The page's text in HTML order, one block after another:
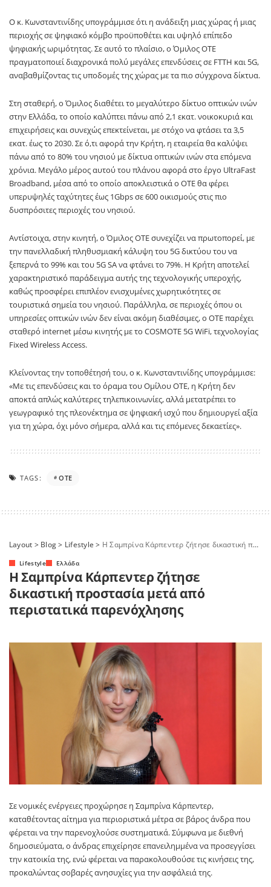
Ο κ. Κωνσταντινίδης υπογράμμισε ότι η ανάδειξη μιας χώρας ή μιας
περιοχής σε ψηφιακό κόμβο προϋποθέτει και υψηλό επίπεδο
ψηφιακής ωριμότητας. Σε αυτό το πλαίσιο, ο Όμιλος ΟΤΕ
πραγματοποιεί διαχρονικά πολύ μεγάλες επενδύσεις σε FTTH και 5G,
αναβαθμίζοντας τις υποδομές της χώρας με τα πιο σύγχρονα δίκτυα.
Στη σταθερή, ο Όμιλος διαθέτει το μεγαλύτερο δίκτυο οπτικών ινών
στην Ελλάδα, το οποίο καλύπτει πάνω από 2,1 εκατ. νοικοκυριά και
επιχειρήσεις και συνεχώς επεκτείνεται, με στόχο να φτάσει τα 3,5
εκατ. έως το 2030. Σε ό,τι αφορά την Κρήτη, η εταιρεία θα καλύψει
πάνω από το 80% του νησιού με δίκτυα οπτικών ινών στα επόμενα
χρόνια. Μεγάλο μέρος αυτού του πλάνου αφορά στο έργο UltraFast
Broadband, μέσα από το οποίο αποκλειστικά ο ΟΤΕ θα φέρει
υπερυψηλές ταχύτητες έως 1Gbps σε 600 οικισμούς στις πιο
δυσπρόσιτες περιοχές του νησιού.
Αντίστοιχα, στην κινητή, ο Όμιλος ΟΤΕ συνεχίζει να πρωτοπορεί, με
την πανελλαδική πληθυσμιακή κάλυψη του 5G δικτύου του να
ξεπερνά το 99% και του 5G SA να φτάνει το 79%. Η Κρήτη αποτελεί
χαρακτηριστικό παράδειγμα αυτής της τεχνολογικής υπεροχής,
καθώς προσφέρει επιπλέον ενισχυμένες χωρητικότητες σε
τουριστικά σημεία του νησιού. Παράλληλα, σε περιοχές όπου οι
υπηρεσίες οπτικών ινών δεν είναι ακόμη διαθέσιμες, ο ΟΤΕ παρέχει
σταθερό internet μέσω κινητής με το COSMOTE 5G WiFi, τεχνολογίας
Fixed Wireless Access.
Κλείνοντας την τοποθέτησή του, ο κ. Κωνσταντινίδης υπογράμμισε:
«Με τις επενδύσεις και το όραμα του Ομίλου ΟΤΕ, η Κρήτη δεν
αποκτά απλώς καλύτερες τηλεπικοινωνίες, αλλά μετατρέπει το
γεωγραφικό της πλεονέκτημα σε ψηφιακή ισχύ που δημιουργεί αξία
για τη χώρα, όχι μόνο σήμερα, αλλά και τις επόμενες δεκαετίες».
TAGS: ΟΤΕ
Layout > Blog> Lifestyle > Η Σαμπρίνα Κάρπεντερ ζήτησε δικαστική προστασία μετά από περιστατικά παρενόχλησης
Lifestyle Ελλάδα
Η Σαμπρίνα Κάρπεντερ ζήτησε
δικαστική προστασία μετά από
περιστατικά παρενόχλησης
Σε νομικές ενέργειες προχώρησε η Σαμπρίνα Κάρπεντερ,
καταθέτοντας αίτημα για περιοριστικά μέτρα σε βάρος άνδρα που
φέρεται να την παρενοχλούσε συστηματικά. Σύμφωνα με διεθνή
δημοσιεύματα, ο άνδρας επιχείρησε επανειλημμένα να προσεγγίσει
την κατοικία της, ενώ φέρεται να παρακολουθούσε τις κινήσεις της,
προκαλώντας σοβαρές ανησυχίες για την ασφάλειά της.